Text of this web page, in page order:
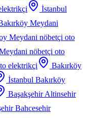
İstanbul
Meydani
Meydani nöbetçi oto
nöbetçi oto
elektrikçi
Bakırköy
İstanbul Bakırköy
Başakşehir Altinsehir
Bahcesehir